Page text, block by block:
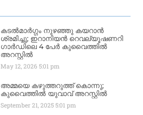
കടൽമാർഗ്ഗം നുഴഞ്ഞു കയറാൻ
ശ്രമിച്ചു; ഇറാനിയൻ റെവല്യൂഷണറി
ഗാർഡിലെ 4 പേർ കുവൈത്തിൽ
അറസ്റ്റിൽ
May 12, 20265:01 pm
അമ്മയെ കഴുത്തറുത്ത് കൊന്നു;
കുവൈത്തിൽ യുവാവ് അറസ്റ്റിൽ
September 21, 20255:01 pm